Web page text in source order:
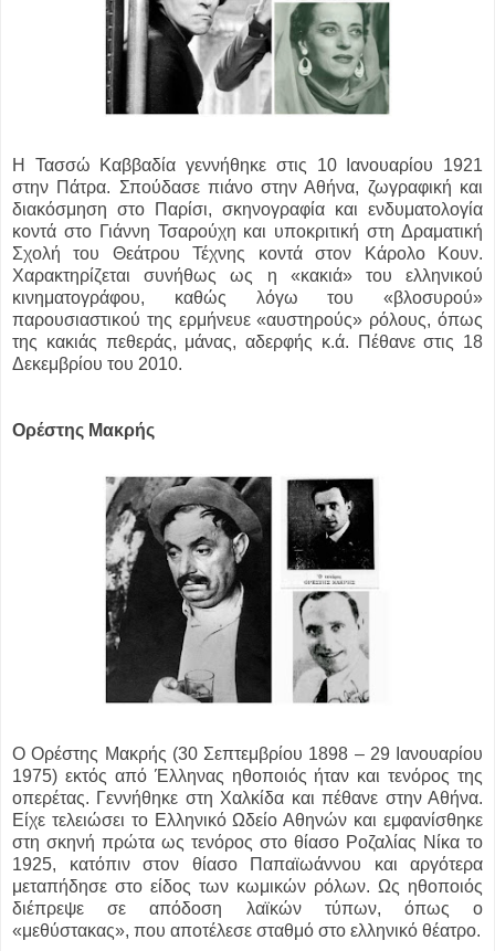
Η Τασσώ Καββαδία γεννήθηκε στις 10 Ιανουαρίου 1921
στην Πάτρα. Σπούδασε πιάνο στην Αθήνα, ζωγραφική και
διακόσμηση στο Παρίσι, σκηνογραφία και ενδυματολογία
κοντά στο Γιάννη Τσαρούχη και υποκριτική στη Δραματική
Σχολή του Θεάτρου Τέχνης κοντά στον Κάρολο Κουν.
Χαρακτηρίζεται συνήθως ως η «κακιά» του ελληνικού
κινηματογράφου, καθώς λόγω του «βλοσυρού»
παρουσιαστικού της ερμήνευε «αυστηρούς» ρόλους, όπως
της κακιάς πεθεράς, μάνας, αδερφής κ.ά. Πέθανε στις 18
Δεκεμβρίου του 2010.
Ορέστης Μακρής
Ο Ορέστης Μακρής (30 Σεπτεμβρίου 1898 – 29 Ιανουαρίου
1975) εκτός από Έλληνας ηθοποιός ήταν και τενόρος της
οπερέτας. Γεννήθηκε στη Χαλκίδα και πέθανε στην Αθήνα.
Είχε τελειώσει το Ελληνικό Ωδείο Αθηνών και εμφανίσθηκε
στη σκηνή πρώτα ως τενόρος στο θίασο Ροζαλίας Νίκα το
1925, κατόπιν στον θίασο Παπαϊωάννου και αργότερα
μεταπήδησε στο είδος των κωμικών ρόλων. Ως ηθοποιός
διέπρεψε σε απόδοση λαϊκών τύπων, όπως ο
«μεθύστακας», που αποτέλεσε σταθμό στο ελληνικό θέατρο.